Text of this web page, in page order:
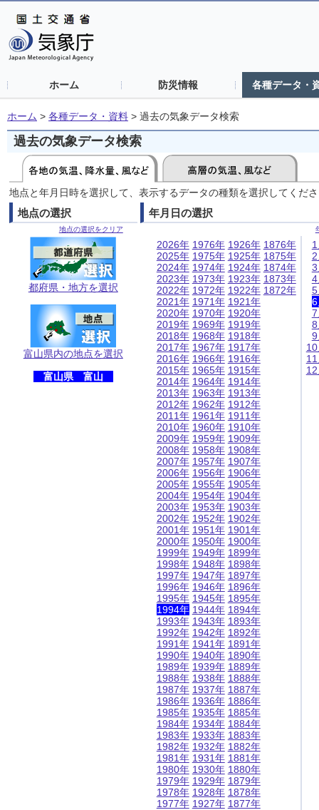
ホーム 防災情報 各種データ・
ホーム > 各種データ・資料 > 過去の気象データ検索
過去の気象データ検索
地点と年月日時を選択して、表示するデータの種類を選択してくだ
地点の選択
地点の選択をクリア
都府県・地方を選択
富山県内の地点を選択
富山県 富山
年月日の選択
2026年
2025年
2024年
2023年
2022年
2021年
2020年
2019年
2018年
2017年
2016年
2015年
2014年
2013年
2012年
2011年
2010年
2009年
2008年
2007年
2006年
2005年
2004年
2003年
2002年
2001年
2000年
1999年
1998年
1997年
1996年
1995年
1994年
1993年
1992年
1991年
1990年
1989年
1988年
1987年
1986年
1985年
1984年
1983年
1982年
1981年
1980年
1979年
1978年
1977年
1976年
1975年
1974年
1973年
1972年
1971年
1970年
1969年
1968年
1967年
1966年
1965年
1964年
1963年
1962年
1961年
1960年
1959年
1958年
1957年
1956年
1955年
1954年
1953年
1952年
1951年
1950年
1949年
1948年
1947年
1946年
1945年
1944年
1943年
1942年
1941年
1940年
1939年
1938年
1937年
1936年
1935年
1934年
1933年
1932年
1931年
1930年
1929年
1928年
1927年
1926年
1925年
1924年
1923年
1922年
1921年
1920年
1919年
1918年
1917年
1916年
1915年
1914年
1913年
1912年
1911年
1910年
1909年
1908年
1907年
1906年
1905年
1904年
1903年
1902年
1901年
1900年
1899年
1898年
1897年
1896年
1895年
1894年
1893年
1892年
1891年
1890年
1889年
1888年
1887年
1886年
1885年
1884年
1883年
1882年
1881年
1880年
1879年
1878年
1877年
1876年
1875年
1874年
1873年
1872年